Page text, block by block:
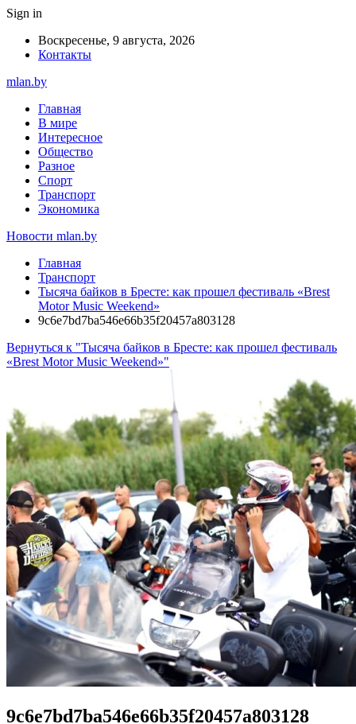
Sign in
Воскресенье, 9 августа, 2026
Контакты
mlan.by
Главная
В мире
Интересное
Общество
Разное
Спорт
Транспорт
Экономика
Новости mlan.by
Главная
Транспорт
Тысяча байков в Бресте: как прошел фестиваль «Brest
Motor Music Weekend»
9c6e7bd7ba546e66b35f20457a803128
Вернуться к "Тысяча байков в Бресте: как прошел фестиваль
«Brest Motor Music Weekend»"
9c6e7bd7ba546e66b35f20457a803128